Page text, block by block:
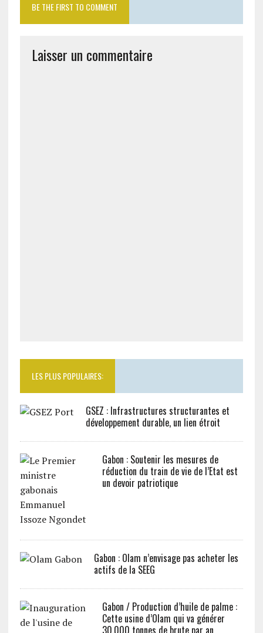
BE THE FIRST TO COMMENT
Laisser un commentaire
LES PLUS POPULAIRES:
GSEZ : Infrastructures structurantes et
développement durable, un lien étroit
Gabon : Soutenir les mesures de
réduction du train de vie de l’Etat est
un devoir patriotique
Gabon : Olam n’envisage pas acheter les
actifs de la SEEG
Gabon / Production d’huile de palme :
Cette usine d’Olam qui va générer
30.000 tonnes de brute par an